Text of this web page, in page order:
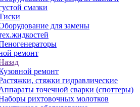
смазки
для замены
ремонт
ремонт
стяжки гидравлические
точечной сварки (споттеры)
рихтовочных молотков